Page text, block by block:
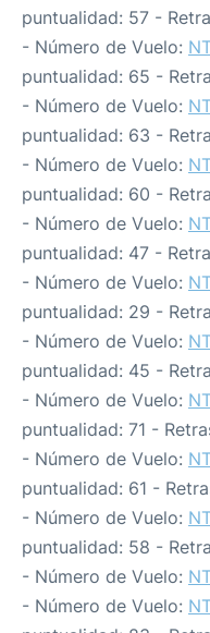
puntualidad: 57 -
- Número de Vuelo:
puntualidad: 65 -
- Número de Vuelo:
puntualidad: 63 -
- Número de Vuelo:
puntualidad: 60 -
- Número de Vuelo:
puntualidad: 47 -
- Número de Vuelo:
puntualidad: 29 -
- Número de Vuelo:
puntualidad: 45 -
- Número de Vuelo:
puntualidad: 71 -
- Número de Vuelo:
puntualidad: 61 -
- Número de Vuelo:
puntualidad: 58 -
- Número de Vuelo:
- Número de Vuelo: